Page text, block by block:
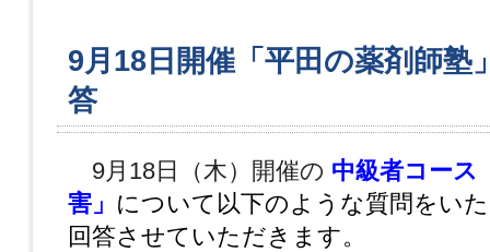
9月18日開催「平田の薬剤師塾
答
9月18日（木）開催の 中級者コース
害」 について以下のような質問をい
回答させていただきます。